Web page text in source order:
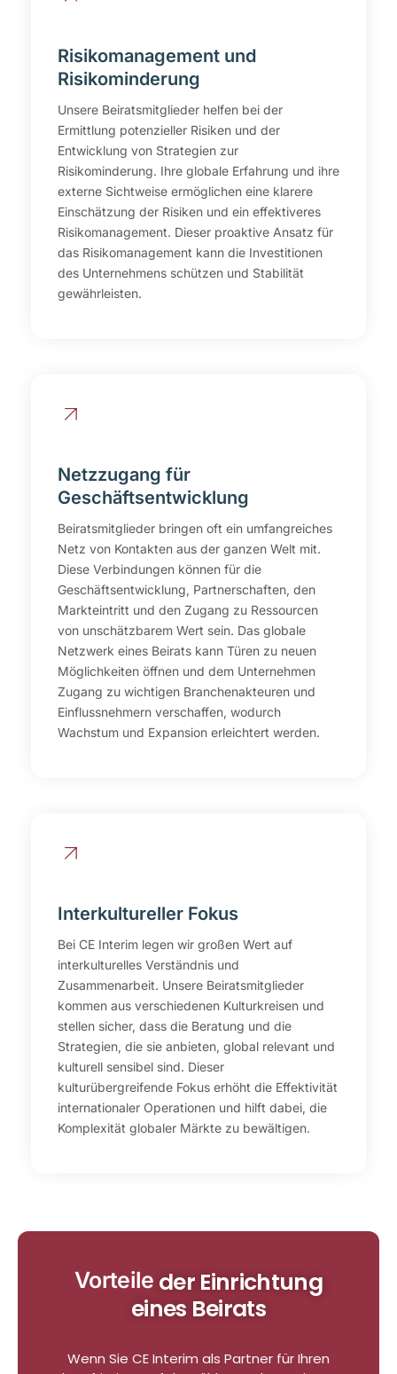
Risikomanagement und
Risikominderung
Unsere Beiratsmitglieder helfen bei der
Ermittlung potenzieller Risiken und der
Entwicklung von Strategien zur
Risikominderung. Ihre globale Erfahrung und ihre
externe Sichtweise ermöglichen eine klarere
Einschätzung der Risiken und ein effektiveres
Risikomanagement. Dieser proaktive Ansatz für
das Risikomanagement kann die Investitionen
des Unternehmens schützen und Stabilität
gewährleisten.
Netzzugang für
Geschäftsentwicklung
Beiratsmitglieder bringen oft ein umfangreiches
Netz von Kontakten aus der ganzen Welt mit.
Diese Verbindungen können für die
Geschäftsentwicklung, Partnerschaften, den
Markteintritt und den Zugang zu Ressourcen
von unschätzbarem Wert sein. Das globale
Netzwerk eines Beirats kann Türen zu neuen
Möglichkeiten öffnen und dem Unternehmen
Zugang zu wichtigen Branchenakteuren und
Einflussnehmern verschaffen, wodurch
Wachstum und Expansion erleichtert werden.
Interkultureller Fokus
Bei CE Interim legen wir großen Wert auf
interkulturelles Verständnis und
Zusammenarbeit. Unsere Beiratsmitglieder
kommen aus verschiedenen Kulturkreisen und
stellen sicher, dass die Beratung und die
Strategien, die sie anbieten, global relevant und
kulturell sensibel sind. Dieser
kulturübergreifende Fokus erhöht die Effektivität
internationaler Operationen und hilft dabei, die
Komplexität globaler Märkte zu bewältigen.
Vorteile der Einrichtung
eines Beirats
Wenn Sie CE Interim als Partner für Ihren